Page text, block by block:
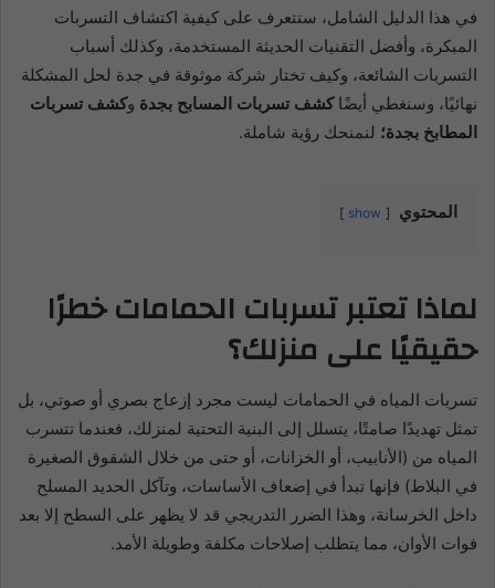
في هذا الدليل الشامل، ستتعرف على كيفية اكتشاف التسربات
المبكرة، وأفضل التقنيات الحديثة المستخدمة، وكذلك أسباب
التسربات الشائعة، وكيف تختار شركة موثوقة في جدة لحل المشكلة
نهائيًا، وسنغطي أيضًاكشف تسربات المسابح بجدة وكشف تسربات
المطابخ بجدة؛ لنمنحك رؤية شاملة.
المحتوي show
لماذا تعتبر تسربات الحمامات خطرًا
حقيقيًا على منزلك؟
تسربات المياه في الحمامات ليست مجرد إزعاج بصري أو صوتي، بل
تمثل تهديدًا صامتًا، يتسلل إلى البنية التحتية لمنزلك، فعندما تتسرب
المياه من (الأنابيب، أو الخزانات، أو حتى من خلال الشقوق الصغيرة
في البلاط) فإنها تبدأ في إضعاف الأساسات، وتآكل الحديد المسلح
داخل الخرسانة، وهذا الضرر التدريجي قد لا يظهر على السطح إلا بعد
فوات الأوان، مما يتطلب إصلاحات مكلفة وطويلة الأمد.